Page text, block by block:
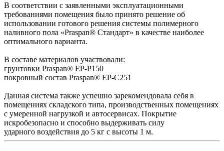
В соответствии с заявленными эксплуатационными
требованиями помещения было принято решение об
использовании готового решения системы полимерного
наливного пола «Praspan® Стандарт» в качестве наиболее
оптимального варианта.
В составе материалов участвовали:
грунтовки Praspan® ЕP-P150
покровный состав Praspan® ЕP-C251
Данная система также успешно зарекомендовала себя в
помещениях складского типа, производственных помещениях
с умеренной нагрузкой и автосервисах. Покрытие
искробезопасно и способно выдерживать силу
ударного воздействия до 5 кг с высоты 1 м.